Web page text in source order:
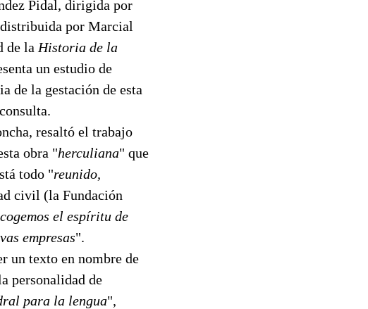
Pidal, dirigida por
por Marcial
de la Historia de la
un estudio de
de la gestación de esta
resaltó el trabajo
obra "herculiana" que
todo "reunido,
civil (la Fundación
el espíritu de
empresas".
un texto en nombre de
personalidad de
para la lengua",